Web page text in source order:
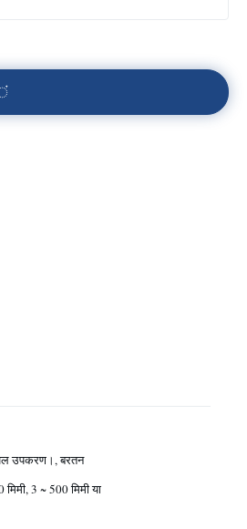
जल उपकरण।, बरतन
3 ~ 500 मिमी या